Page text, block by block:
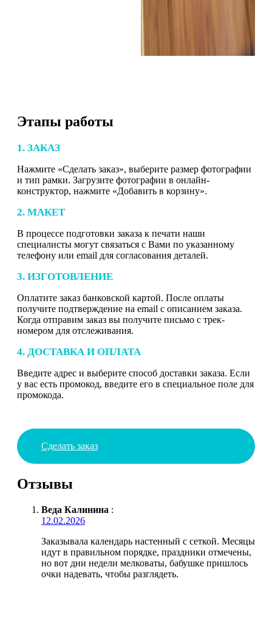
Этапы работы
1. ЗАКАЗ
Нажмите «Сделать заказ», выберите размер фотографии
и тип рамки. Загрузите фотографии в онлайн-
конструктор, нажмите «Добавить в корзину».
2. МАКЕТ
В процессе подготовки заказа к печати наши
специалисты могут связаться с Вами по указанному
телефону или email для согласования деталей.
3. ИЗГОТОВЛЕНИЕ
Оплатите заказ банковской картой. После оплаты
получите подтверждение на email с описанием заказа.
Когда отправим заказ вы получите письмо с трек-
номером для отслеживания.
4. ДОСТАВКА И ОПЛАТА
Введите адрес и выберите способ доставки заказа. Если
у вас есть промокод, введите его в специальное поле для
промокода.
Сделать заказ
Отзывы
Веда Калинина :
12.02.2026
Заказывала календарь настенный с сеткой. Месяцы
идут в правильном порядке, праздники отмечены,
но вот дни недели мелковаты, бабушке пришлось
очки надевать, чтобы разглядеть.